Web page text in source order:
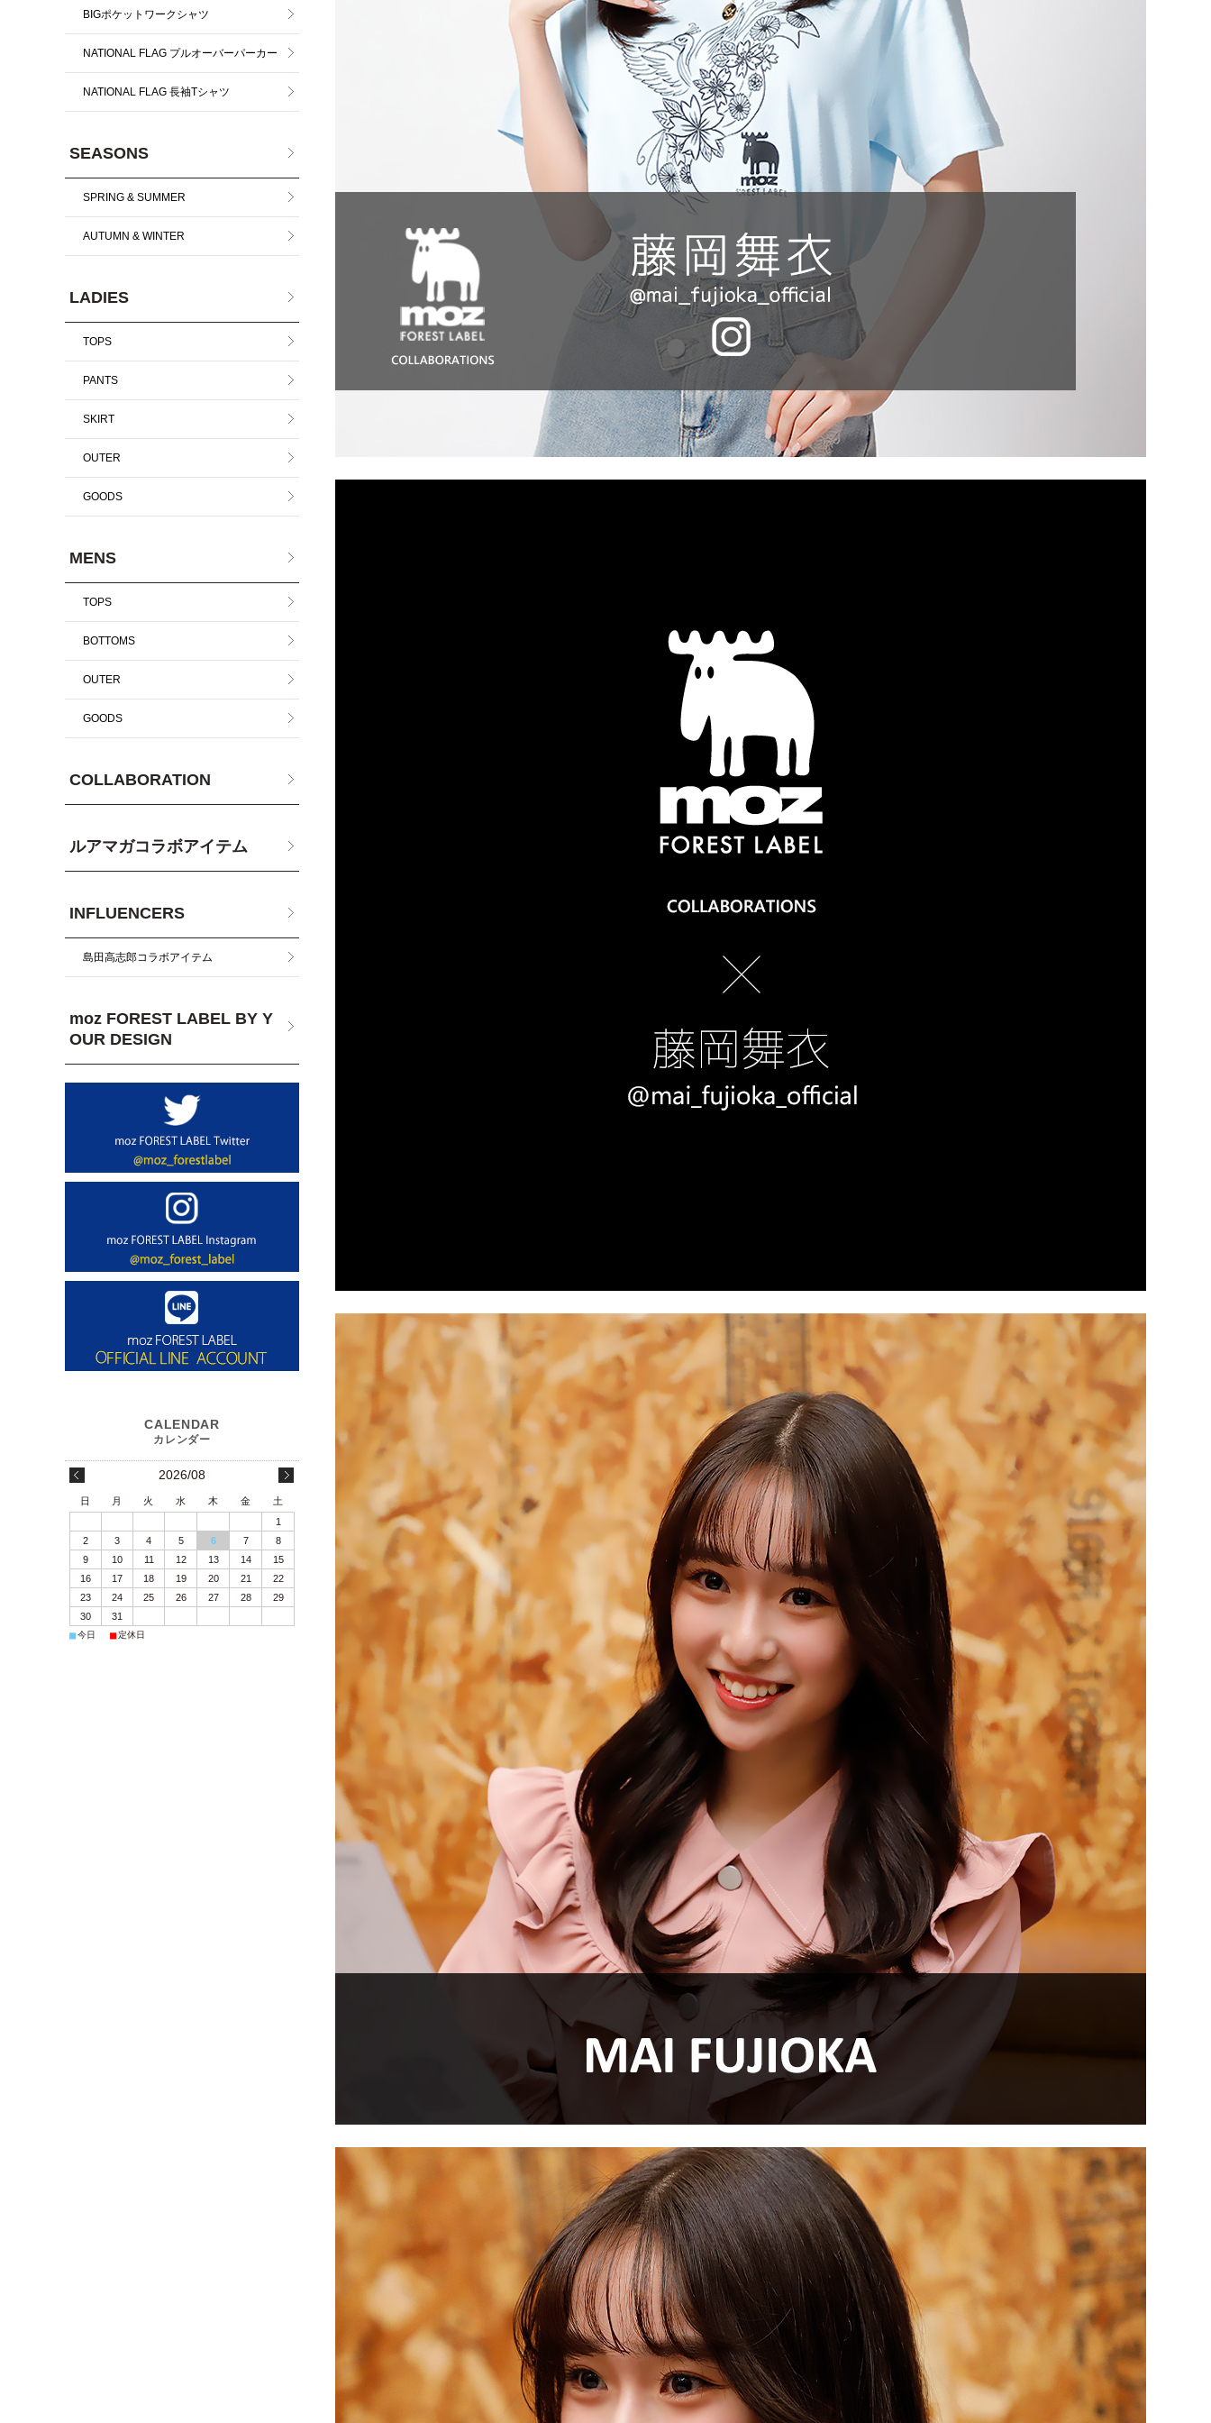
BIGポケットワークシャツ
NATIONAL FLAG プルオーバーパーカー
NATIONAL FLAG 長袖Tシャツ
SEASONS
SPRING & SUMMER
AUTUMN & WINTER
LADIES
TOPS
PANTS
SKIRT
OUTER
GOODS
MENS
TOPS
BOTTOMS
OUTER
GOODS
COLLABORATION
ルアマガコラボアイテム
INFLUENCERS
島田高志郎コラボアイテム
moz FOREST LABEL BY Y
OUR DESIGN
2026/08
日 月 火 水 木 金
土
1
2
3 4 5 6 7
8
9
10 11 12 13 14
15
16
17 18 19 20 21
22
23
24 25 26 27 28
29
30
31
■今日 ■定休日